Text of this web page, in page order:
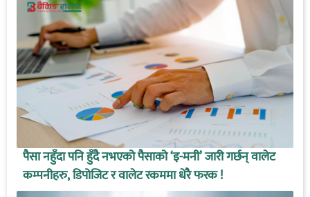
पैसा नहुँदा पनि हुँदै नभएको पैसाको ‘इ-मनी’ जारी गर्छन् वालेट
कम्पनीहरु, डिपोजिट र वालेट रकममा धेरै फरक !